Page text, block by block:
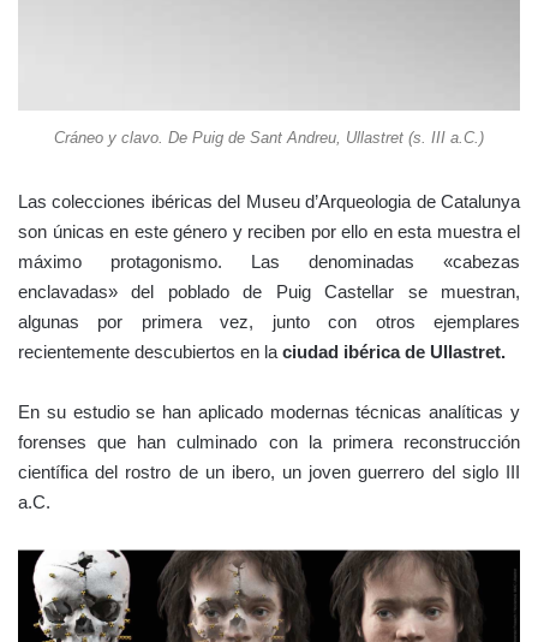
Cráneo y clavo. De Puig de Sant Andreu, Ullastret (s. III a.C.)
Las colecciones ibéricas del Museu d’Arqueologia de Catalunya
son únicas en este género y reciben por ello en esta muestra el
máximo protagonismo. Las denominadas «cabezas
enclavadas» del poblado de Puig Castellar se muestran,
algunas por primera vez, junto con otros ejemplares
recientemente descubiertos en la ciudad ibérica de Ullastret.
En su estudio se han aplicado modernas técnicas analíticas y
forenses que han culminado con la primera reconstrucción
científica del rostro de un ibero, un joven guerrero del siglo III
a.C.